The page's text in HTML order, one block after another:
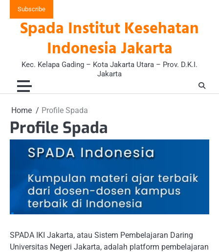
content
Subscribe
Spada Institut Kesehatan
Indonesia Jakarta
Kec. Kelapa Gading – Kota Jakarta Utara – Prov. D.K.I.
Jakarta
Home Profile Spada
Profile Spada
SPADA IKI Jakarta, atau Sistem Pembelajaran Daring
Universitas Negeri Jakarta, adalah platform pembelajaran